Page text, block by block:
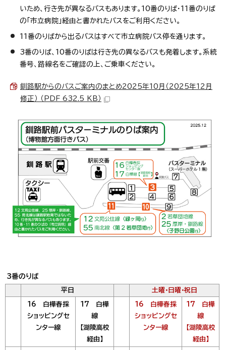
いため、行き先が異なるバスもあります。10番のりば・11番のりば
の「市立病院」経由と書かれたバスをご利用ください。
11番のりばから出るバスはすべて市立病院バス停を通ります。
3番のりば、10番のりばは行き先の異なるバスも発着します。系統
番号、路線名をご確認の上、ご乗車ください。
釧路駅からのバスご案内のまとめ2025年10月（2025年12月
修正） （PDF 632.5 KB）
3番のりば
平日 土曜・日曜・祝日
16 白樺春採
ショッピングセ
ンター線
17 白樺
線
【湖陵高校
経由】
16 白樺春採
ショッピングセ
ンター線
17 白樺
線
【湖陵高校
経由】